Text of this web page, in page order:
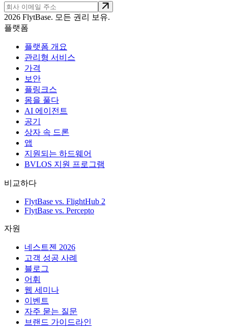
2026 FlytBase. 모든 권리 보유.
플랫폼
플랫폼 개요
관리형 서비스
가격
보안
플링크스
몸을 풀다
AI 에이전트
공기
상자 속 드론
앱
지원되는 하드웨어
BVLOS 지원 프로그램
비교하다
FlytBase vs. FlightHub 2
FlytBase vs. Percepto
자원
네스트젠 2026
고객 성공 사례
블로그
어휘
웹 세미나
이벤트
자주 묻는 질문
브랜드 가이드라인